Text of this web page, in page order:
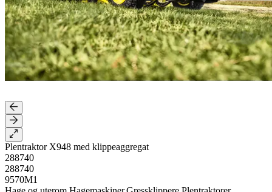
Plentraktor X948 med klippeaggregat
288740
288740
9570M1